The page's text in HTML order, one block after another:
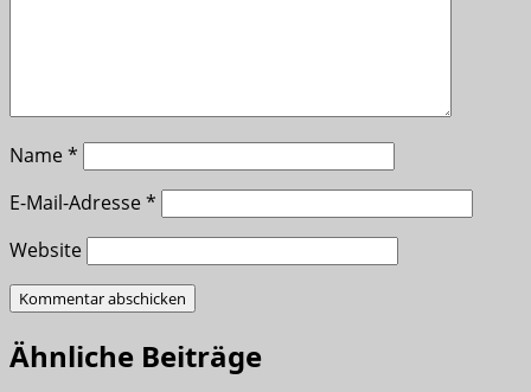
Name*
E-Mail-Adresse*
Website
Ähnliche Beiträge